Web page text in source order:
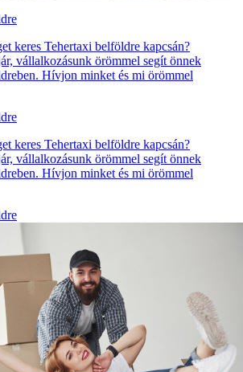
keres Tehertaxi belföldre kapcsán?
vállalkozásunk örömmel segít önnek
Hívjon minket és mi örömmel
keres Tehertaxi belföldre kapcsán?
vállalkozásunk örömmel segít önnek
Hívjon minket és mi örömmel